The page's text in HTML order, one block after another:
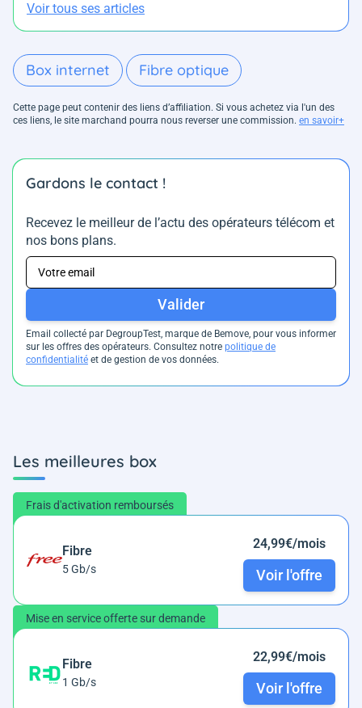
Voir tous ses articles
Box internet Fibre optique
Cette page peut contenir des liens d’affiliation. Si vous achetez via l'un des
ces liens, le site marchand pourra nous reverser une commission. en savoir+
Gardons le contact !
Recevez le meilleur de l’actu des opérateurs télécom et
nos bons plans.
Valider
Email collecté par DegroupTest, marque de Bemove, pour vous informer
sur les offres des opérateurs. Consultez notre politique de
confidentialité et de gestion de vos données.
Les meilleures box
Frais d'activation remboursés
Fibre
5 Gb/s
24,99€/mois
Voir l'offre
Mise en service offerte sur demande
Fibre
1 Gb/s
22,99€/mois
Voir l'offre